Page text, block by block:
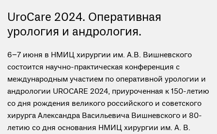
UroCare 2024. Оперативная
урология и андрология.
6−7 июня в НМИЦ хирургии им. А.В. Вишневского
состоится научно-практическая конференция с
международным участием по оперативной урологии и
андрологии UROCARE 2024, приуроченная к 150-летию
со дня рождения великого российского и советского
хирурга Александра Васильевича Вишневского и 80-
летию со дня основания НМИЦ хирургии им. А. В.